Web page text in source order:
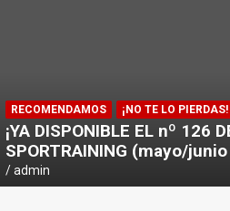
PICSIL
DEPORTISTAS Y
admin
RECOMENDAMOS ¡NO TE LO PIERDAS!
¡YA DISPONIBLE EL nº 126
SPORTRAINING (mayo/
admin